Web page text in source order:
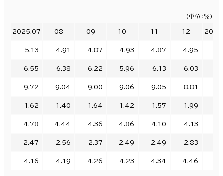
（単位：％）
2025.07 08 09 10 11 12
5.13 4.91 4.87 4.93 4.87 4.95
6.55 6.38 6.22 5.96 6.13 6.03
9.72 9.04 9.00 9.06 9.05 8.81
1.62 1.40 1.64 1.42 1.57 1.99
4.78 4.44 4.36 4.86 4.10 4.13
2.47 2.56 2.37 2.49 2.49 2.83
4.16 4.19 4.26 4.23 4.34 4.46